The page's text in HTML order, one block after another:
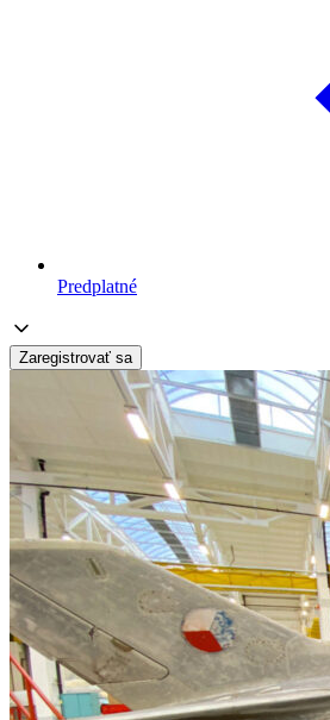
Predplatné
Zaregistrovať sa